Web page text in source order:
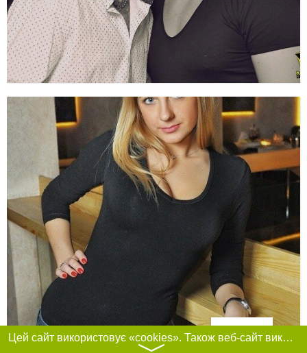
Фільтри
Цей сайт використовує «cookies». Також веб-сайт використовує інтернет-сервіс для збору технічних даних стосовно відвідувачів з метою отримання маркетингової та статистичної інформації. Умови обробки даних відвідувачів сайту див.
〉